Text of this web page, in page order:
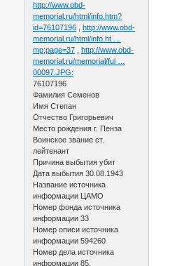
http://www.obd-
memorial.ru/html/info.htm?
id=76107196
http://www.obd-
memorial.ru/html/info.ht …
mp;page=37
http://www.obd-
memorial.ru/memorial/ful …
00097.JPG:
76107196
Фамилия Семенов
Имя Степан
Отчество Григорьевич
Место рождения г. Пенза
Воинское звание ст.
лейтенант
Причина выбытия убит
Дата выбытия 30.08.1943
Название источника
информации ЦАМО
Номер фонда источника
информации 33
Номер описи источника
информации 594260
Номер дела источника
информации 85.